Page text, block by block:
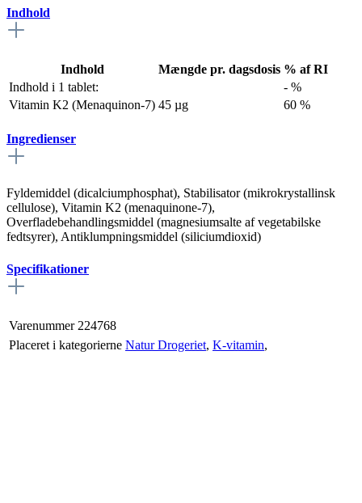
Indhold
Indhold Mængde pr. dagsdosis % af RI
Indhold i 1 tablet:
- %
Vitamin K2 (Menaquinon-7) 45 µg 60 %
Ingredienser
Fyldemiddel (dicalciumphosphat), Stabilisator (mikrokrystallinsk
cellulose), Vitamin K2 (menaquinone-7),
Overfladebehandlingsmiddel (magnesiumsalte af vegetabilske
fedtsyrer), Antiklumpningsmiddel (siliciumdioxid)
Specifikationer
Varenummer 224768
Placeret i kategorierne Natur Drogeriet, K-vitamin,